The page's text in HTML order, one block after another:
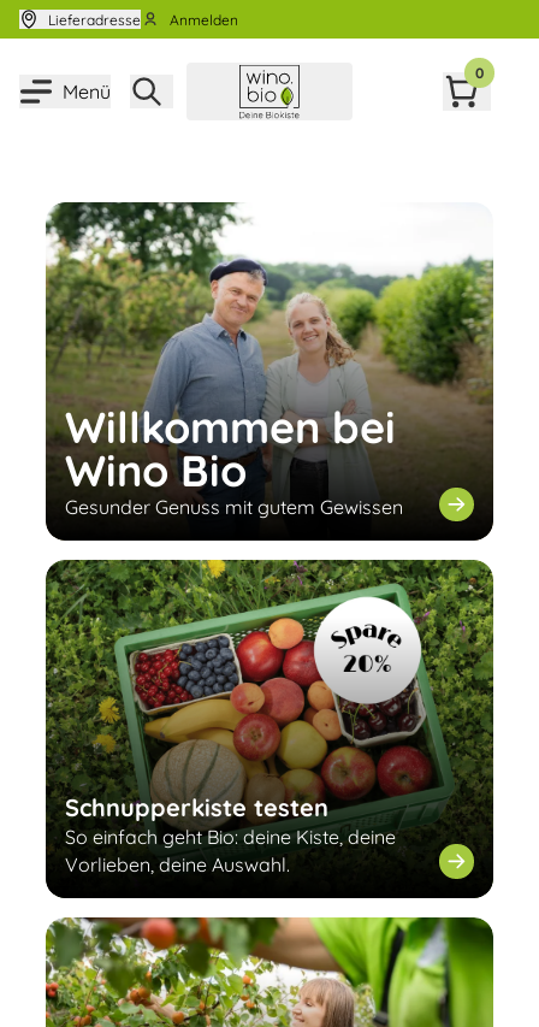
Zum Inhalt springen
Lieferadresse Anmelden
Menü
0
Willkommen bei
Wino Bio
Gesunder Genuss mit gutem Gewissen
Schnupperkiste testen
So einfach geht Bio: deine Kiste, deine
Vorlieben, deine Auswahl.